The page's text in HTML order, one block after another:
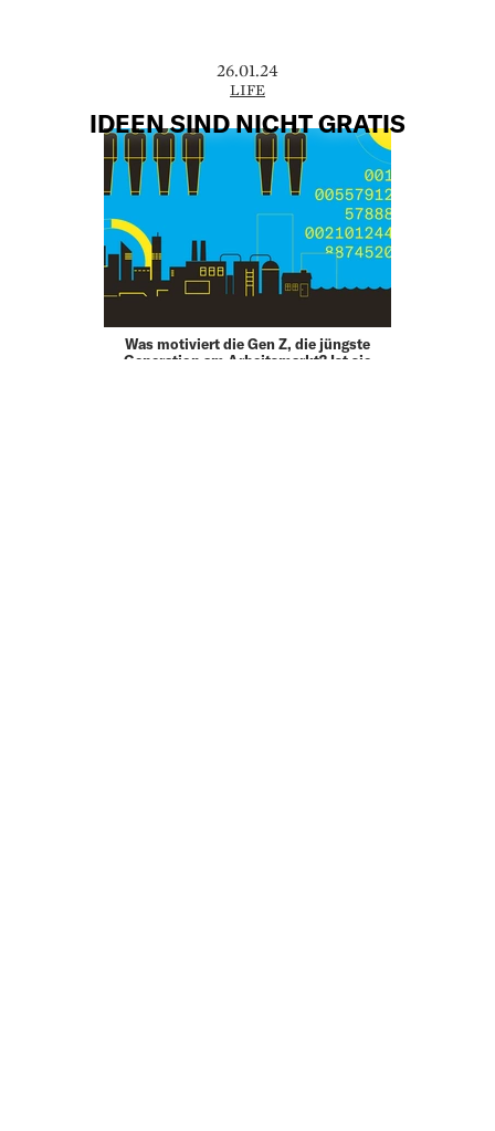
26.01.24
LIFE
IDEEN SIND NICHT GRATIS
Was motiviert die Gen Z, die jüngste
Generation am Arbeitsmarkt? Ist sie